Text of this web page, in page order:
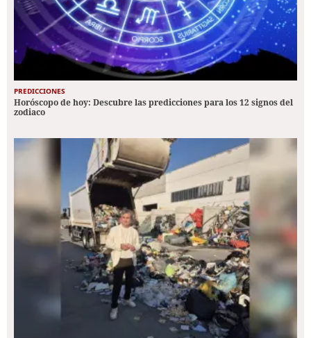
PREDICCIONES
Horóscopo de hoy: Descubre las predicciones para los 12 signos del
zodiaco